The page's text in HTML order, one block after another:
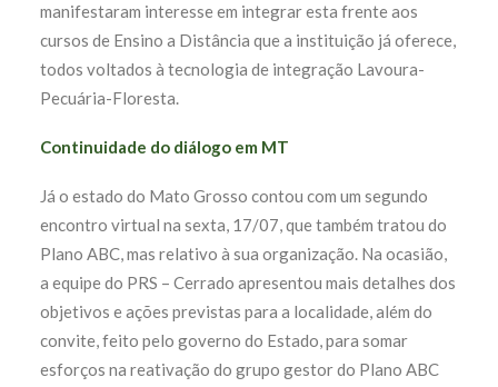
manifestaram interesse em integrar esta frente aos
cursos de Ensino a Distância que a instituição já oferece,
todos voltados à tecnologia de integração Lavoura-
Pecuária-Floresta.
Continuidade do diálogo em MT
Já o estado do Mato Grosso contou com um segundo
encontro virtual na sexta, 17/07, que também tratou do
Plano ABC, mas relativo à sua organização. Na ocasião,
a equipe do PRS – Cerrado apresentou mais detalhes dos
objetivos e ações previstas para a localidade, além do
convite, feito pelo governo do Estado, para somar
esforços na reativação do grupo gestor do Plano ABC